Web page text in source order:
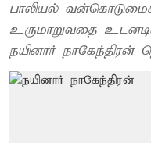
பாலியல்
உருமாறுவதை
நயினார் நாகேந்திரன்